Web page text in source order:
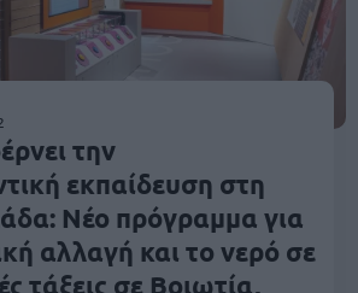
την
εκπαίδευση στη
Νέο πρόγραμμα για
αλλαγή και το νερό σε
τάξεις σε Βοιωτία,